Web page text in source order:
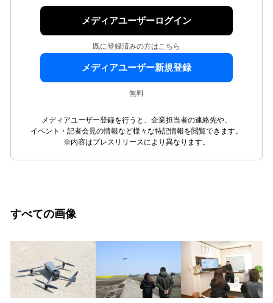
メディアユーザーログイン
既に登録済みの方はこちら
メディアユーザー新規登録
無料
メディアユーザー登録を行うと、企業担当者の連絡先や、
イベント・記者会見の情報など様々な特記情報を閲覧できます。
※内容はプレスリリースにより異なります。
すべての画像